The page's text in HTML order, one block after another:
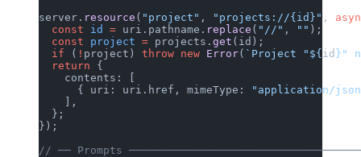
server.resource ( "project" , "projects://{id}" ,
  const
id = uri.pathname.replace ( "//" , "" );
  const
project = projects.get (id);
  if
( ! project) throw new Error ( `Project "${ id }"
  return
{
    contents: [
      { uri: uri.href, mimeType:
"application/
    ],
  };
});
// ── Prompts